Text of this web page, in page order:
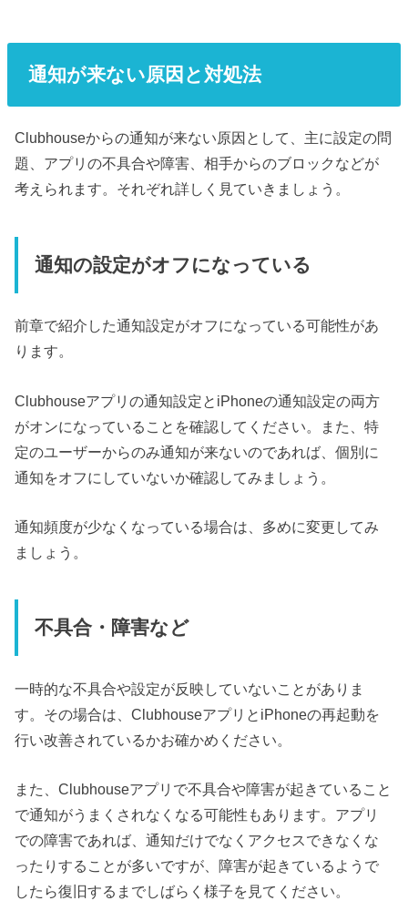
通知が来ない原因と対処法
Clubhouseからの通知が来ない原因として、主に設定の問
題、アプリの不具合や障害、相手からのブロックなどが
考えられます。それぞれ詳しく見ていきましょう。
通知の設定がオフになっている
前章で紹介した通知設定がオフになっている可能性があ
ります。
Clubhouseアプリの通知設定とiPhoneの通知設定の両方
がオンになっていることを確認してください。また、特
定のユーザーからのみ通知が来ないのであれば、個別に
通知をオフにしていないか確認してみましょう。
通知頻度が少なくなっている場合は、多めに変更してみ
ましょう。
不具合・障害など
一時的な不具合や設定が反映していないことがありま
す。その場合は、ClubhouseアプリとiPhoneの再起動を
行い改善されているかお確かめください。
また、Clubhouseアプリで不具合や障害が起きていること
で通知がうまくされなくなる可能性もあります。アプリ
での障害であれば、通知だけでなくアクセスできなくな
ったりすることが多いですが、障害が起きているようで
したら復旧するまでしばらく様子を見てください。